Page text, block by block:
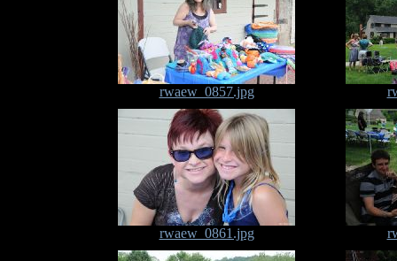
rwaew_0857.jpg
rwaew_0861.jpg